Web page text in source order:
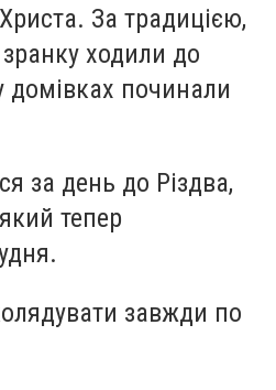
За традицією,
зранку ходили до
домівках починали
за день до Різдва,
тепер
завжди по